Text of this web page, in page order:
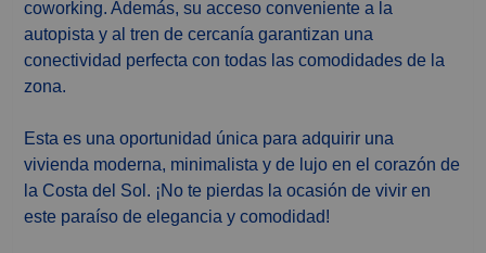
coworking. Además, su acceso conveniente a la
autopista y al tren de cercanía garantizan una
conectividad perfecta con todas las comodidades de la
zona.
Esta es una oportunidad única para adquirir una
vivienda moderna, minimalista y de lujo en el corazón de
la Costa del Sol. ¡No te pierdas la ocasión de vivir en
este paraíso de elegancia y comodidad!